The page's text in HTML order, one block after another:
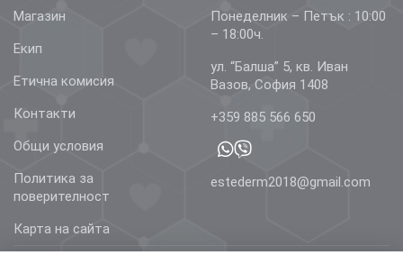
Магазин
Екип
Етична комисия
Контакти
Общи условия
Политика за
поверителност
Карта на сайта
Понеделник – Петък : 10:00
– 18:00ч.
ул. “Балша” 5, кв. Иван
Вазов, София 1408
+359 885 566 650
estederm2018@gmail.com